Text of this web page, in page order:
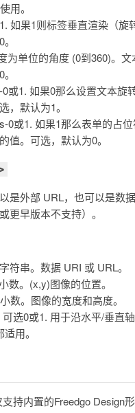
用。
如果1则标签垂直渲染（旋
为单位的角度 (0到360)。
0或1. 如果0那么设置文本旋
，默认为1。
0或1. 如果1那么表单的占
值。可选，默认为0。
是外部 URL，也可以是数
更早版本不支持）。
符串。数据 URI 或 URL。
数。(x,y)图像的位置。
数。图像的宽度和高度。
选0或1. 用于沿水平/垂直
用。
持内置的Freedgo Design形